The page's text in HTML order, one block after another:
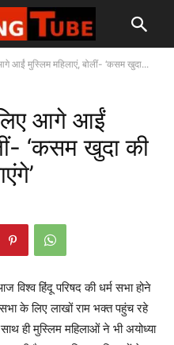
आगे आईं मुस्लिम महिलाएं, बोलीं- ‘कसम खुदा...
लिए आगे आईं
‘कसम खुदा की
विश्व हिंदू परिषद की धर्म सभा होने
सभा के लिए लाखों राम भक्त पहुंच रहे
ही मुस्लिम महिलाओं ने भी अयोध्या